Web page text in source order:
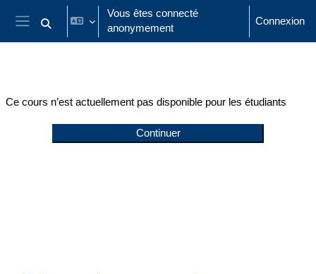
Passer au contenu principal
Panneau latéral
Activer/désactiver la saisie de recherche
Vous êtes connecté
anonymement
Connexion
Ce cours n’est actuellement pas disponible pour les étudiants
Continuer